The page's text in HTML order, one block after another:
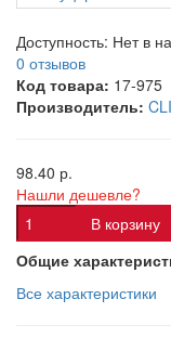
Доступность: Нет в
0 отзывов
Код товара: 17-975
Производитель:
98.40 р.
Нашли дешевле?
В корзину
Общие
Все характеристики